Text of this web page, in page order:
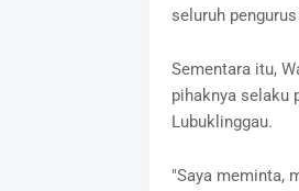
seluruh
Sementara itu,
pihaknya selaku
Lubuklinggau.
"Saya meminta,